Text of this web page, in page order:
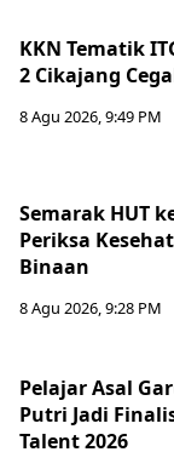
KKN Tematik
2 Cikajang
8 Agu 2026, 9:49 PM
Semarak HUT
Periksa
Binaan
8 Agu 2026, 9:28 PM
Pelajar Asal
Putri Jadi
Talent 2026